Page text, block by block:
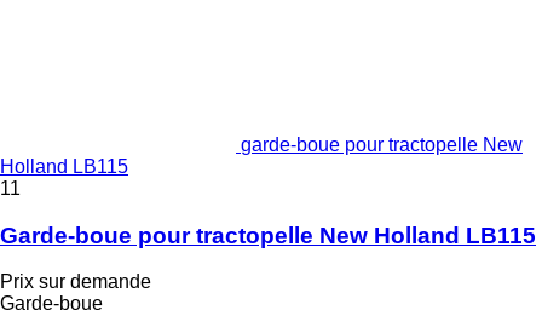
garde-boue pour tractopelle New
Holland LB115
11
Garde-boue pour tractopelle New Holland LB115
Prix sur demande
Garde-boue